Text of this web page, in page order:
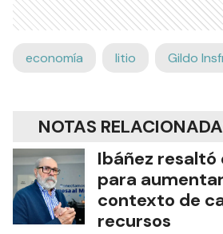
economía litio Gildo
NOTAS
Ibáñez resaltó
para
contexto de
recursos